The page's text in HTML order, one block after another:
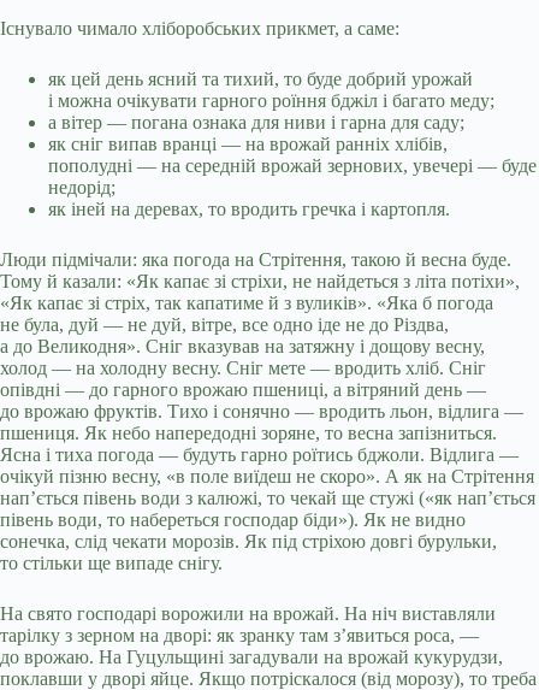
Існувало чимало хліборобських прикмет, а саме:
як цей день ясний та тихий, то буде добрий урожай
і можна очікувати гарного роїння бджіл і багато меду;
а вітер — погана ознака для ниви і гарна для саду;
як сніг випав вранці — на врожай ранніх хлібів,
пополудні — на середній врожай зернових, увечері — буде
недорід;
як іней на деревах, то вродить гречка і картопля.
Люди підмічали: яка погода на Стрітення, такою й весна буде.
Тому й казали: «Як капає зі стріхи, не найдеться з літа потіхи»,
«Як капає зі стріх, так капатиме й з вуликів». «Яка б погода
не була, дуй — не дуй, вітре, все одно іде не до Різдва,
а до Великодня». Сніг вказував на затяжну і дощову весну,
холод — на холодну весну. Сніг мете — вродить хліб. Сніг
опівдні — до гарного врожаю пшениці, а вітряний день —
до врожаю фруктів. Тихо і сонячно — вродить льон, відлига —
пшениця. Як небо напередодні зоряне, то весна запізниться.
Ясна і тиха погода — будуть гарно роїтись бджоли. Відлига —
очікуй пізню весну, «в поле виїдеш не скоро». А як на Стрітення
нап’ється півень води з калюжі, то чекай ще стужі («як нап’ється
півень води, то набереться господар біди»). Як не видно
сонечка, слід чекати морозів. Як під стріхою довгі бурульки,
то стільки ще випаде снігу.
На свято господарі ворожили на врожай. На ніч виставляли
тарілку з зерном на дворі: як зранку там з’явиться роса, —
до врожаю. На Гуцульщині загадували на врожай кукурудзи,
поклавши у дворі яйце. Якщо потріскалося (від морозу), то треба